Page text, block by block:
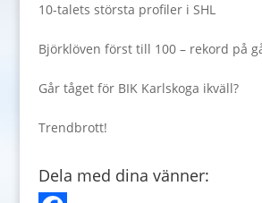
10-talets största profiler i SHL
Björklöven först till 100 – rekord på
Går tåget för BIK Karlskoga ikväll?
Trendbrott!
Dela med dina vänner: